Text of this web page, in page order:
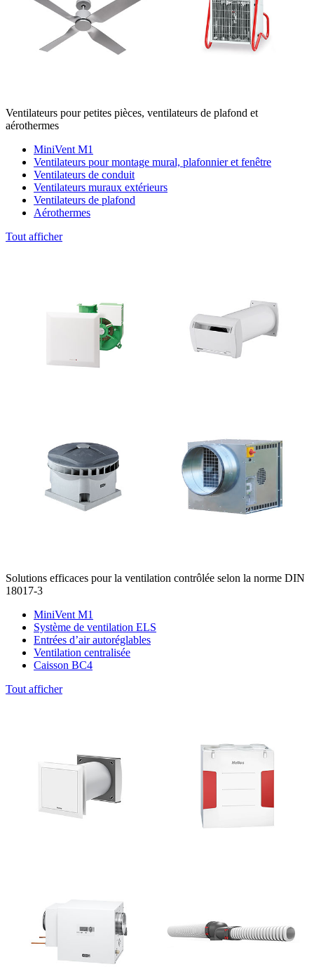
Ventilateurs pour petites pièces, ventilateurs de plafond et
aérothermes
MiniVent M1
Ventilateurs pour montage mural, plafonnier et fenêtre
Ventilateurs de conduit
Ventilateurs muraux extérieurs
Ventilateurs de plafond
Aérothermes
Tout afficher
Solutions efficaces pour la ventilation contrôlée selon la norme DIN
18017-3
MiniVent M1
Système de ventilation ELS
Entrées d’air autoréglables
Ventilation centralisée
Caisson BC4
Tout afficher